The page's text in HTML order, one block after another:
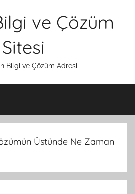
ve Çözüm
Sitesi
Bilgi ve Çözüm Adresi
Üstünde Ne Zaman